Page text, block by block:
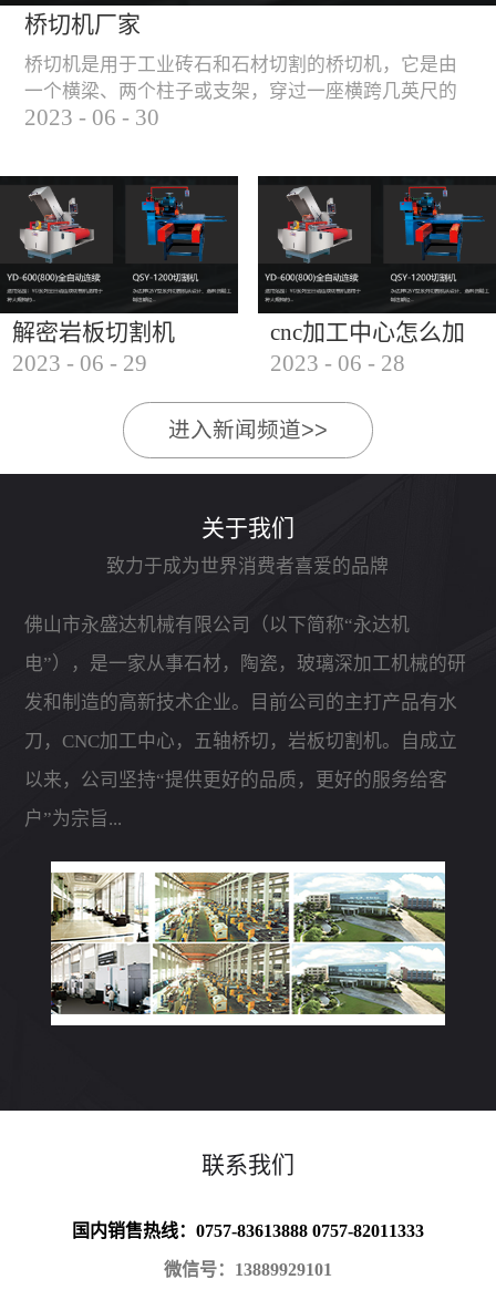
桥切机厂家
桥切机是用于工业砖石和石材切割的桥切机，它是由
一个横梁、两个柱子或支架，穿过一座横跨几英尺的
桥而构成，因其形状而得名。随着石材和工业砖石的
是用于实现快速切割大型石材和工业砖石的机器，具
有高效、节能、环保等优点，是现代建筑行业必不可
少的设备之一。但是，如何选择合适的桥切机厂家也
是很多消费者不得不面对的问题。选择一个靠谱的桥
切机厂家，是保证桥切机使用效果和...
2023 - 06 - 30
解密岩板切割机
2023 - 06 - 29
cnc加工中心怎么加
工石材
2023 - 06 - 28
进入新闻频道>>
关于我们
致力于成为世界消费者喜爱的品牌
佛山市永盛达机械有限公司（以下简称“永达机
电”），是一家从事石材，陶瓷，玻璃深加工机械的研
发和制造的高新技术企业。目前公司的主打产品有水
刀，CNC加工中心，五轴桥切，岩板切割机。自成立
以来，公司坚持“提供更好的品质，更好的服务给客
户”为宗旨...
联系我们
国内销售热线：0757-83613888 0757-82011333
微信号：13889929101